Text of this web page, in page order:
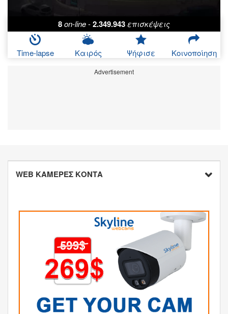
8on-line-2.349.943επισκέψεις
Time-lapse Καιρός Ψήφισε Κοινοποίηση
Advertisement
WEB ΚΑΜΕΡΕΣ ΚΟΝΤΑ